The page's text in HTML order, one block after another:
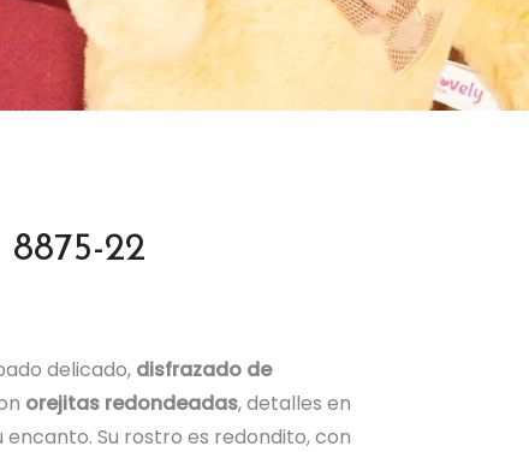
22
delicado, disfrazado de
orejitas redondeadas, detalles en
Su rostro es redondito, con